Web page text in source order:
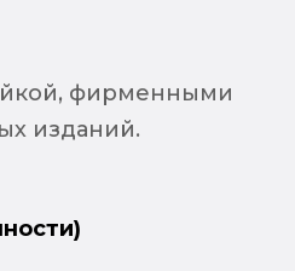
фирменными
изданий.